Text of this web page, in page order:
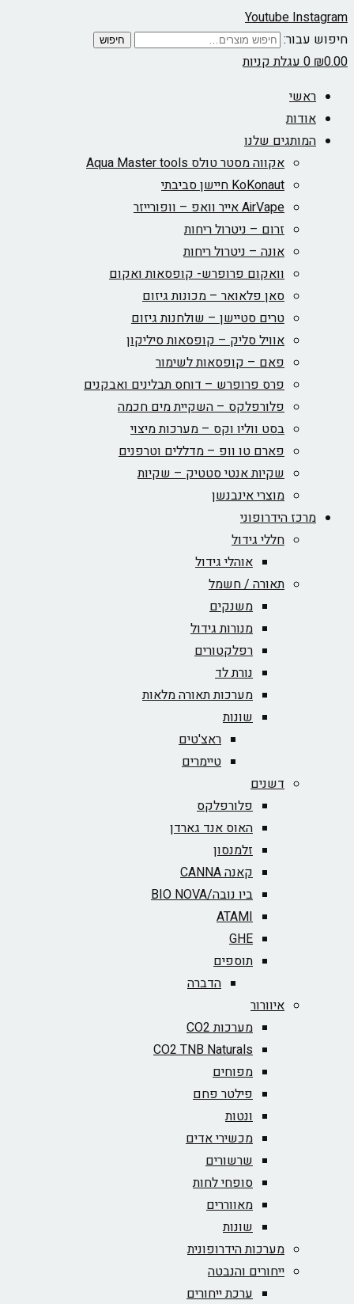
YoutubeInstagram
חיפוש עבור:
חיפוש
₪0.00
0עגלת קניות
ראשי
אודות
המותגים שלנו
אקווה מסטר טולס Aqua Master tools
KoKonaut חיישן סביבתי
AirVape אייר וואפ – וופורייזר
זרום – ניטרול ריחות
אונה – ניטרול ריחות
וואקום פרופרש- קופסאות ואקום
סאן פלאואר – מכונות גיזום
טרים סטיישן – שולחנות גיזום
אוויל סליק – קופסאות סיליקון
פאם – קופסאות לשימור
פרס פרופרש – דוחס תבלינים ואבקנים
פלורפלקס – השקיית מים חכמה
בסט ווליו וקס – מערכות מיצוי
פארם טו וופ – מדללים וטרפנים
שקיות אנטי סטטיק – שקיות
מוצרי אינבנשן
מרכז הידרופוני
חללי גידול
אוהלי גידול
תאורה / חשמל
משנקים
מנורות גידול
רפלקטורים
נורת לד
מערכות תאורה מלאות
שונות
ראצ'טים
טיימרים
דשנים
פלורפלקס
האוס אנד גארדן
זלמנסון
קאנה CANNA
ביו נובה/BIO NOVA‏
ATAMI
GHE
תוספים
הדברה
איוורור
מערכות CO2
CO2 TNB Naturals
מפוחים
פילטר פחם
ונטות
מכשירי אדים
שרשורים
סופחי לחות
מאווררים
שונות
מערכות הידרופונית
ייחורים והנבטה
ערכת ייחורים